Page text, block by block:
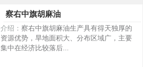
察右中旗胡麻油
介绍： 察右中旗胡麻油生产具有得天独厚的
资源优势，旱地面积大、分布区域广，主要
集中在经济比较落后...